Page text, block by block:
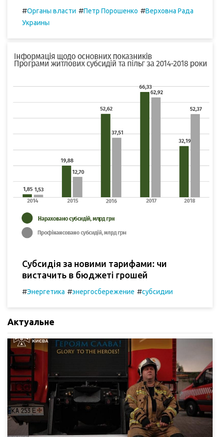
#Органы власти #Петр Порошенко #Верховна Рада
Украины
Субсидія за новими тарифами: чи
вистачить в бюджеті грошей
#Энергетика #энергосбережение #субсидии
Актуальне